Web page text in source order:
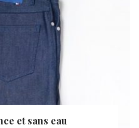
et sans eau